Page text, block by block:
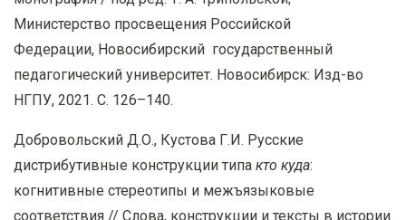
Министерство просвещения Российской
Федерации, Новосибирский государственный
педагогический университет. Новосибирск: Изд-во
НГПУ, 2021. С. 126–140.
Добровольский Д.О., Кустова Г.И. Русские
дистрибутивные конструкции типа кто куда:
когнитивные стереотипы и межъязыковые
соответствия // Слова, конструкции и тексты в истории